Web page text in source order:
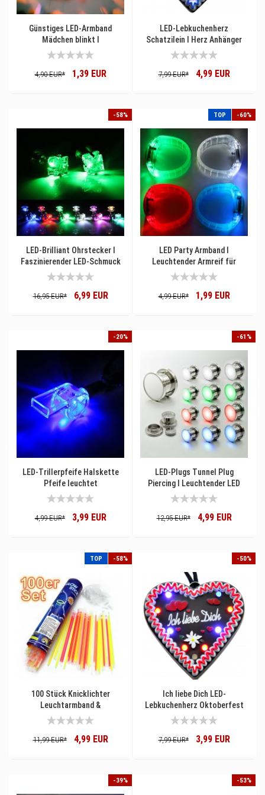
Günstiges LED-Armband
Mädchen blinkt I
Leuchtarmband Karneval-
Schmuck Faschingsschmuck I
Party Armband
4,90 EUR*1,39 EUR
LED-Lebkuchenherz
Schatzilein I Herz Anhänger
Halskette I I Herz-Anhänger I
Volksfest Oktoberfest I
Kleine blinkende
7,99 EUR*4,99 EUR
-58%
LED-Brilliant Ohrstecker I
Faszinierender LED-Schmuck
Ohrschmuck I Leuchtende
Ohrringe Party
16,95 EUR*6,99 EUR
TOP -60%
LED Party Armband I
Leuchtender Armreif für
Konzerte Schlagerparty
Festivals & Events I Mitbrinsel
& Mitgebsel Kindergeburtstag
4,99 EUR*1,99 EUR
-20%
LED-Trillerpfeife Halskette
Pfeife leuchtet
4,99 EUR*3,99 EUR
-61%
LED-Plugs Tunnel Plug
Piercing I Leuchtender LED
Plug Schmuck
12,95 EUR*4,99 EUR
TOP -58%
100 Stück Knicklichter
Leuchtarmband &
Leuchthalskette 5 Farben
Party Set
11,99 EUR*4,99 EUR
-50%
Ich liebe Dich LED-
Lebkuchenherz Oktoberfest
Anhänger Kirmes Wasn
7,99 EUR*3,99 EUR
-39% -53%